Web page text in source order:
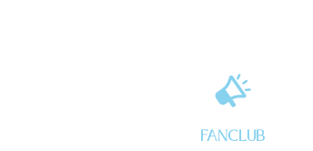
FANCLUB